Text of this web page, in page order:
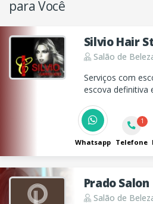
para Você
Silvio Hair
Salão de
Serviços com
escova definitiva
Whatsapp
1
Telefone
Prado Salon
Salão de